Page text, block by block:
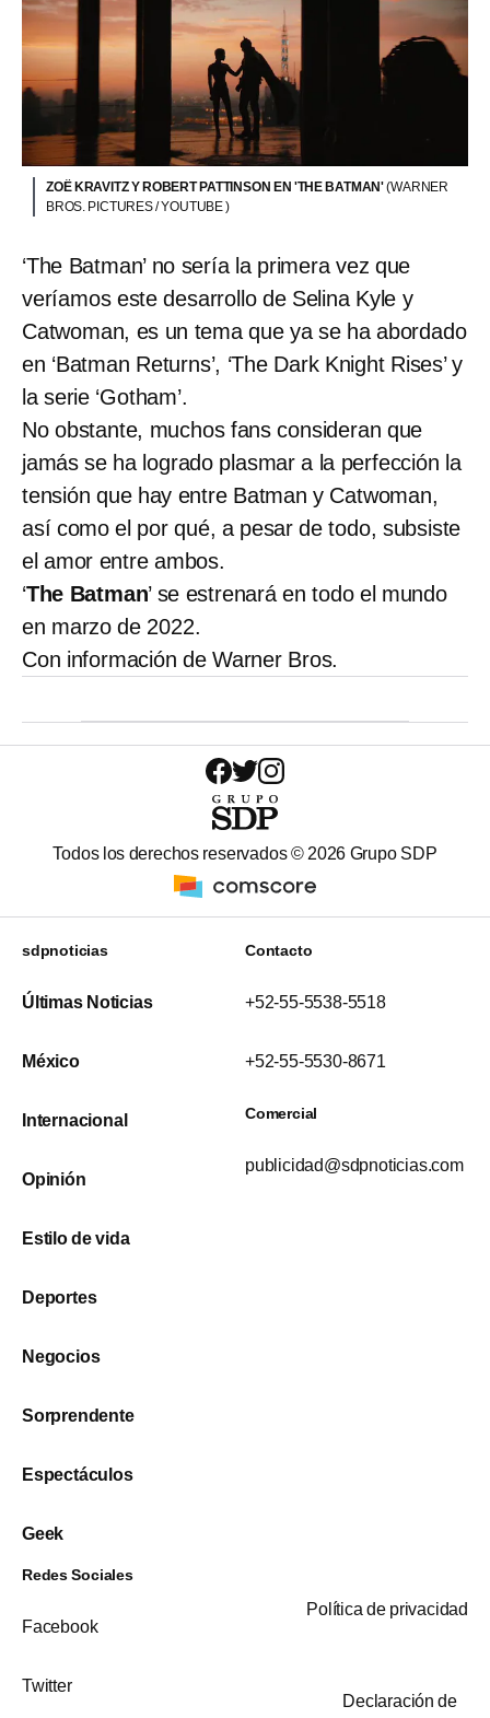
ZOË KRAVITZ Y ROBERT PATTINSON EN 'THE BATMAN'(WARNER
BROS. PICTURES / YOUTUBE )
‘The Batman’ no sería la primera vez que
veríamos este desarrollo de Selina Kyle y
Catwoman, es un tema que ya se ha abordado
en ‘Batman Returns’, ‘The Dark Knight Rises’ y
la serie ‘Gotham’.
No obstante, muchos fans consideran que
jamás se ha logrado plasmar a la perfección la
tensión que hay entre Batman y Catwoman,
así como el por qué, a pesar de todo, subsiste
el amor entre ambos.
‘The Batman’ se estrenará en todo el mundo
en marzo de 2022.
Con información de Warner Bros.
Todos los derechos reservados © 2026 Grupo SDP
sdpnoticias
Últimas Noticias
México
Internacional
Opinión
Estilo de vida
Deportes
Negocios
Sorprendente
Espectáculos
Geek
Contacto
+52-55-5538-5518
+52-55-5530-8671
Comercial
publicidad@sdpnoticias.com
Redes Sociales
Facebook
Twitter
Política de privacidad
Declaración de